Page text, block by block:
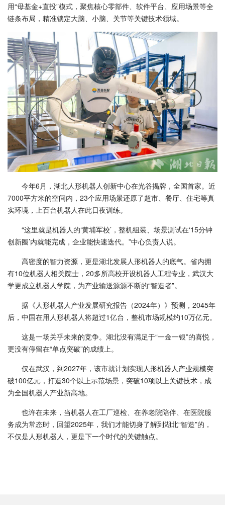
用“母基金+直投”模式，聚焦核心零部件、软件平台、应用场景等全
链条布局，精准锁定大脑、小脑、关节等关键技术领域。
今年6月，湖北人形机器人创新中心在光谷揭牌，全国首家。近
7000平方米的空间内，23个应用场景还原了超市、餐厅、住宅等真
实环境，上百台机器人在此日夜训练。
“这里就是机器人的‘黄埔军校’，整机组装、场景测试在‘15分钟
创新圈’内就能完成，企业能快速迭代。”中心负责人说。
高密度的智力资源，更是湖北发展人形机器人的底气。省内拥
有10位机器人相关院士，20多所高校开设机器人工程专业，武汉大
学更成立机器人学院，为产业输送源源不断的“智造者”。
据《人形机器人产业发展研究报告（2024年）》预测，2045年
后，中国在用人形机器人将超过1亿台，整机市场规模约10万亿元。
这是一场关乎未来的竞争。湖北没有满足于“一金一银”的喜悦，
更没有停留在“单点突破”的成绩上。
仅在武汉，到2027年，该市就计划实现人形机器人产业规模突
破100亿元，打造30个以上示范场景，突破10项以上关键技术，成
为全国机器人产业新高地。
也许在未来，当机器人在工厂巡检、在养老院陪伴、在医院服
务成为常态时，回望2025年，我们才能切身了解到湖北“智造”的，
不仅是人形机器人，更是下一个时代的关键触点。